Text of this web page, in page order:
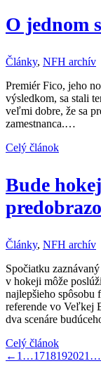
O jednom
Články, NFH archív
Premiér Fico, jeho
výsledkom, sa stali
veľmi dobre, že sa
zamestnanca.…
Celý článok
Bude
Články, NFH archív
Spočiatku
v hokeji môže
najlepšieho
referende vo Veľkej
dva scenáre
Celý článok
← 1 …1718192021 …